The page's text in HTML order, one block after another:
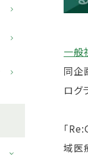
一般
同企
ログ
「
域医